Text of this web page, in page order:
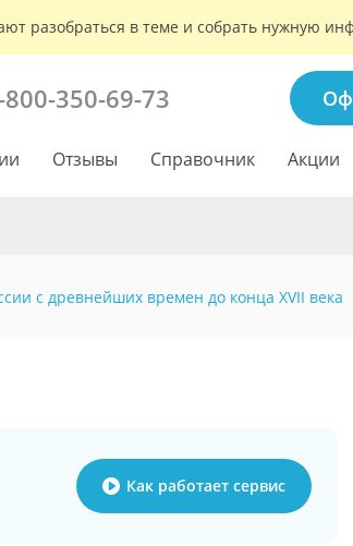
разобраться в теме и собрать нужную
800-350-69-73
Отзывы Справочник Акции
с древнейших времен до конца XVII века
Как работает сервис